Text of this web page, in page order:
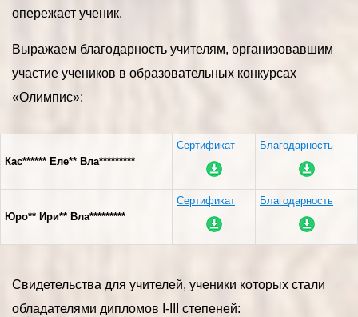
опережает ученик.
Выражаем благодарность учителям, организовавшим
участие учеников в образовательных конкурсах
«Олимпис»:
Кас****** Еле** Вла*********
Сертификат Благодарность
Юро** Ири** Вла*********
Сертификат Благодарность
Свидетельства для учителей, ученики которых стали
обладателями дипломов I-III степеней: